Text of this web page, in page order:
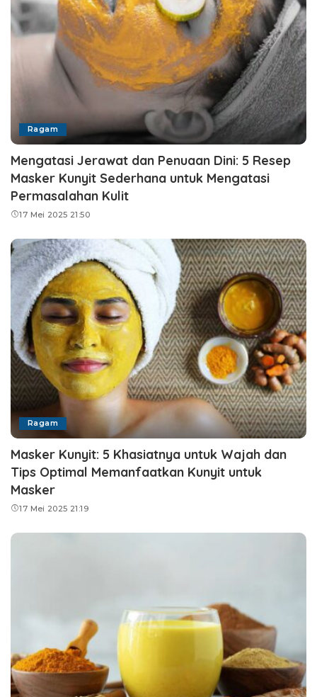
Ragam
Mengatasi Jerawat dan Penuaan Dini: 5 Resep
Masker Kunyit Sederhana untuk Mengatasi
Permasalahan Kulit
17 Mei 2025 21:50
Ragam
Masker Kunyit: 5 Khasiatnya untuk Wajah dan
Tips Optimal Memanfaatkan Kunyit untuk
Masker
17 Mei 2025 21:19